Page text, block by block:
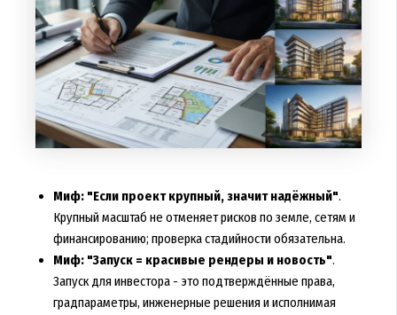
Миф: "Если проект крупный, значит надёжный".
Крупный масштаб не отменяет рисков по земле, сетям и
финансированию; проверка стадийности обязательна.
Миф: "Запуск = красивые рендеры и новость".
Запуск для инвестора - это подтверждённые права,
градпараметры, инженерные решения и исполнимая